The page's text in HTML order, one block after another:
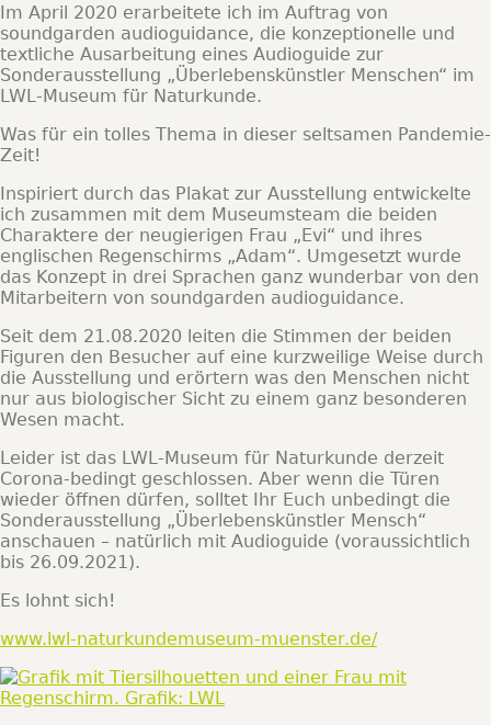
Im April 2020 erarbeitete ich im Auftrag von
soundgarden audioguidance, die konzeptionelle und
textliche Ausarbeitung eines Audioguide zur
Sonderausstellung „Überlebenskünstler Menschen“ im
LWL-Museum für Naturkunde.
Was für ein tolles Thema in dieser seltsamen Pandemie-
Zeit!
Inspiriert durch das Plakat zur Ausstellung entwickelte
ich zusammen mit dem Museumsteam die beiden
Charaktere der neugierigen Frau „Evi“ und ihres
englischen Regenschirms „Adam“. Umgesetzt wurde
das Konzept in drei Sprachen ganz wunderbar von den
Mitarbeitern von soundgarden audioguidance.
Seit dem 21.08.2020 leiten die Stimmen der beiden
Figuren den Besucher auf eine kurzweilige Weise durch
die Ausstellung und erörtern was den Menschen nicht
nur aus biologischer Sicht zu einem ganz besonderen
Wesen macht.
Leider ist das LWL-Museum für Naturkunde derzeit
Corona-bedingt geschlossen. Aber wenn die Türen
wieder öffnen dürfen, solltet Ihr Euch unbedingt die
Sonderausstellung „Überlebenskünstler Mensch“
anschauen – natürlich mit Audioguide (voraussichtlich
bis 26.09.2021).
Es lohnt sich!
www.lwl-naturkundemuseum-muenster.de/